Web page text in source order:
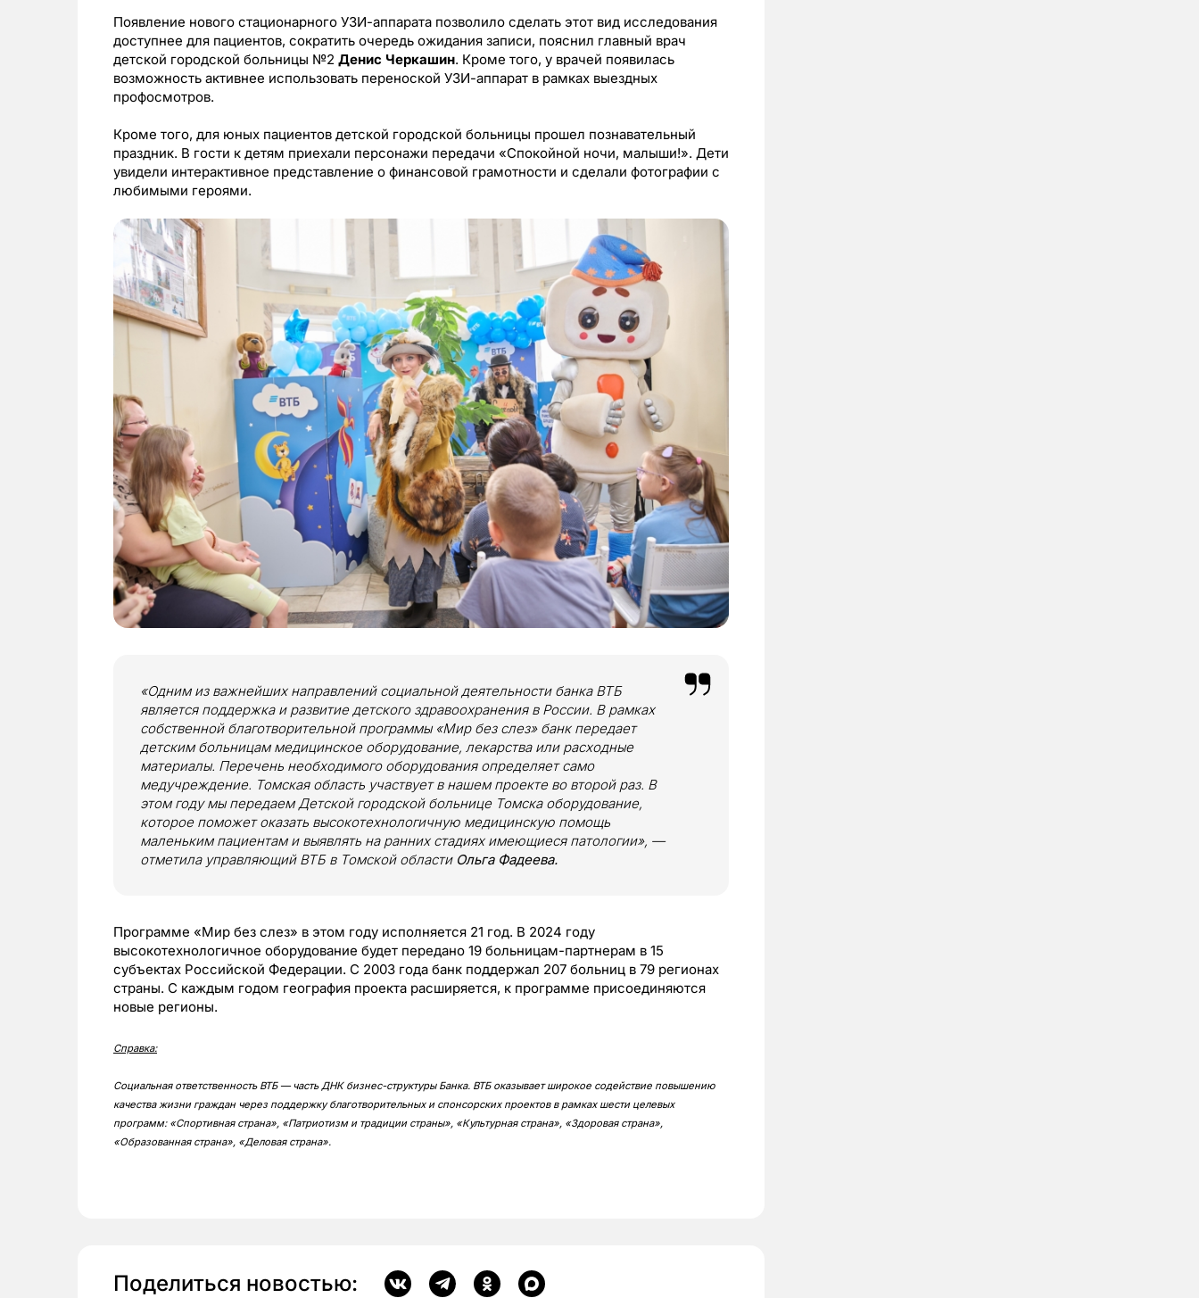
Появление нового стационарного УЗИ-аппарата позволило сделать этот вид исследования
доступнее для пациентов, сократить очередь ожидания записи, пояснил главный врач
детской городской больницы №2 Денис Черкашин. Кроме того, у врачей появилась
возможность активнее использовать переноской УЗИ-аппарат в рамках выездных
профосмотров.
Кроме того, для юных пациентов детской городской больницы прошел познавательный
праздник. В гости к детям приехали персонажи передачи «Спокойной ночи, малыши!». Дети
увидели интерактивное представление о финансовой грамотности и сделали фотографии с
любимыми героями.
«Одним из важнейших направлений социальной деятельности банка ВТБ
является поддержка и развитие детского здравоохранения в России. В рамках
собственной благотворительной программы «Мир без слез» банк передает
детским больницам медицинское оборудование, лекарства или расходные
материалы. Перечень необходимого оборудования определяет само
медучреждение. Томская область участвует в нашем проекте во второй раз. В
этом году мы передаем Детской городской больнице Томска оборудование,
которое поможет оказать высокотехнологичную медицинскую помощь
маленьким пациентам и выявлять на ранних стадиях имеющиеся патологии», —
отметила управляющий ВТБ в Томской области Ольга Фадеева.
Программе «Мир без слез» в этом году исполняется 21 год. В 2024 году
высокотехнологичное оборудование будет передано 19 больницам-партнерам в 15
субъектах Российской Федерации. С 2003 года банк поддержал 207 больниц в 79 регионах
страны. С каждым годом география проекта расширяется, к программе присоединяются
новые регионы.
Справка:
Социальная ответственность ВТБ — часть ДНК бизнес-структуры Банка. ВТБ оказывает широкое содействие повышению
качества жизни граждан через поддержку благотворительных и спонсорских проектов в рамках шести целевых
программ: «Спортивная страна», «Патриотизм и традиции страны», «Культурная страна», «Здоровая страна»,
«Образованная страна», «Деловая страна».
Поделиться новостью: